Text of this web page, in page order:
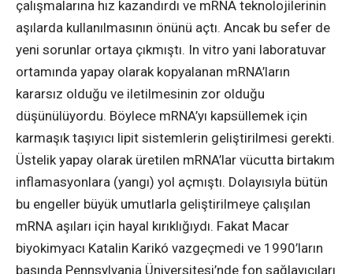
çalışmalarına hız kazandırdı ve mRNA teknolojilerinin
aşılarda kullanılmasının önünü açtı. Ancak bu sefer de
yeni sorunlar ortaya çıkmıştı. In vitro yani laboratuvar
ortamında yapay olarak kopyalanan mRNA’ların
kararsız olduğu ve iletilmesinin zor olduğu
düşünülüyordu. Böylece mRNA’yı kapsüllemek için
karmaşık taşıyıcı lipit sistemlerin geliştirilmesi gerekti.
Üstelik yapay olarak üretilen mRNA’lar vücutta birtakım
inflamasyonlara (yangı) yol açmıştı. Dolayısıyla bütün
bu engeller büyük umutlarla geliştirilmeye çalışılan
mRNA aşıları için hayal kırıklığıydı. Fakat Macar
biyokimyacı Katalin Karikó vazgeçmedi ve 1990’ların
başında Pennsylvania Üniversitesi’nde fon sağlayıcıları